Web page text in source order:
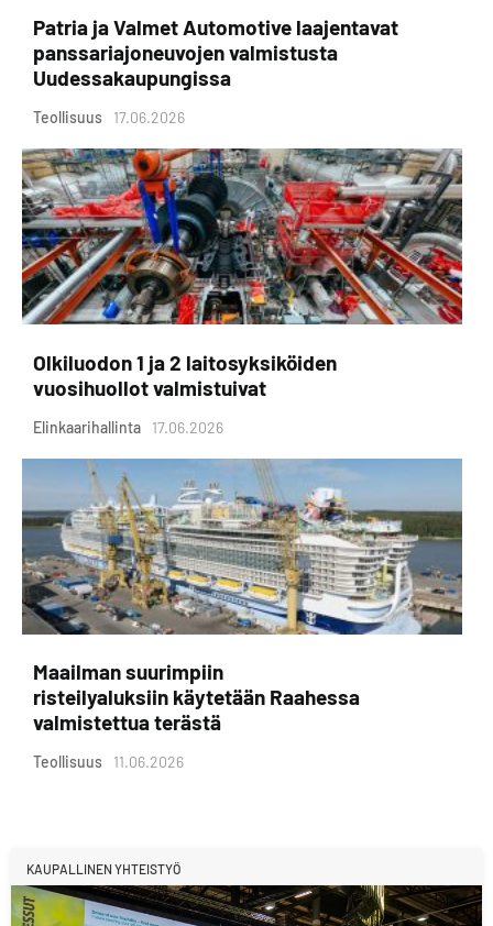
Patria ja Valmet Automotive laajentavat
panssariajoneuvojen valmistusta
Uudessakaupungissa
Teollisuus 17.06.2026
Olkiluodon 1 ja 2 laitosyksiköiden
vuosihuollot valmistuivat
Elinkaarihallinta 17.06.2026
Maailman suurimpiin
risteilyaluksiin käytetään Raahessa
valmistettua terästä
Teollisuus 11.06.2026
KAUPALLINEN YHTEISTYÖ